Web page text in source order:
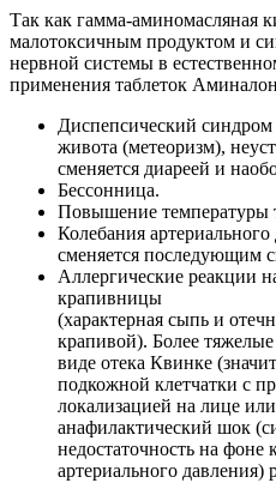
Так как гамма-аминомасляная
малотоксичным продуктом и
нервной системы в
применения таблеток
Диспепсический синдром
живота (метеоризм),
сменяется диареей и
Бессонница.
Повышение температуры
Колебания
сменяется последующим
Аллергические реакции
крапивницы
(характерная сыпь и
крапивой). Более
виде отека Квинке
подкожной клетчатки с
локализацией на лице
анафилактический шок
недостаточность на фоне
артериального давления)